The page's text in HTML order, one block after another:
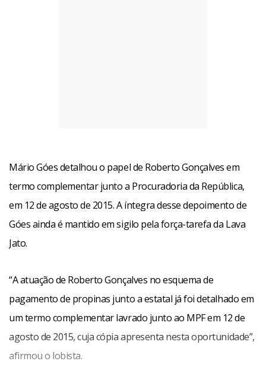
Mário Góes detalhou o papel de Roberto Gonçalves em
termo complementar junto a Procuradoria da República,
em 12 de agosto de 2015. A íntegra desse depoimento de
Góes ainda é mantido em sigilo pela força-tarefa da Lava
Jato.
“A atuação de Roberto Gonçalves no esquema de
pagamento de propinas junto a estatal já foi detalhado em
um termo complementar lavrado junto ao MPF em 12 de
agosto de 2015, cuja cópia apresenta nesta oportunidade”,
afirmou o lobista.